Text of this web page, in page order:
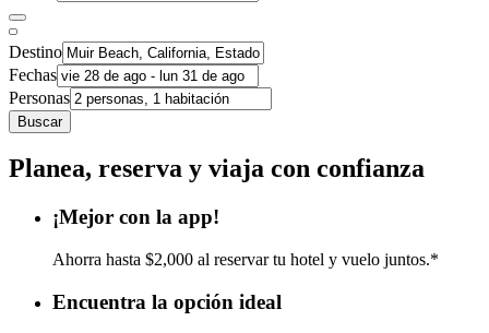
Destino
Fechas
Personas
Buscar
Planea, reserva y viaja con confianza
¡Mejor con la app!
Ahorra hasta $2,000 al reservar tu hotel y vuelo juntos.*
Encuentra la opción ideal